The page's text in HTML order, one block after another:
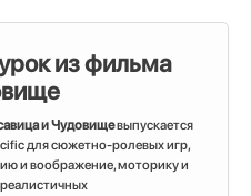
из фильма
и Чудовищевыпускается
для сюжетно-ролевых игр,
и воображение, моторику и